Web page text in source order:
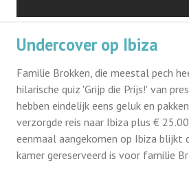
Undercover op Ibiza
Familie Brokken, die meestal pech
hilarische quiz 'Grijp die Prijs!' van
hebben eindelijk eens geluk en
verzorgde reis naar Ibiza plus €
eenmaal aangekomen op Ibiza blijkt
kamer gereserveerd is voor familie